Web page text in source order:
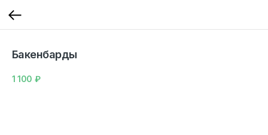
Бакенбарды
1 100 ₽